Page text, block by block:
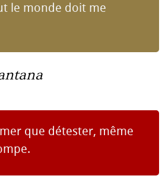
le monde doit me
que détester, même